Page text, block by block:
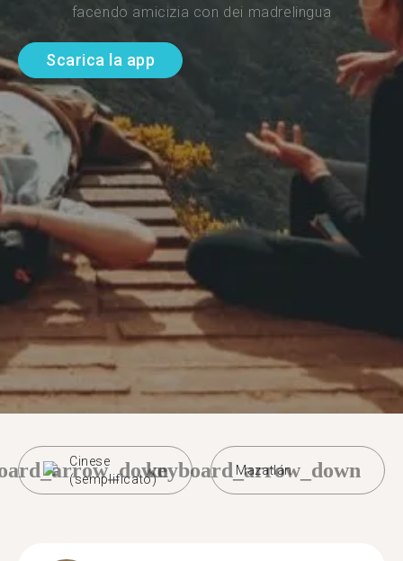
facendo amicizia con dei madrelingua
Scarica la app
Cinese
(semplificato)
Mazatlán
keyboard_arrow_down